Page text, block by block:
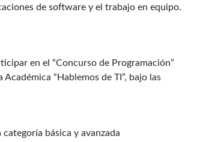
de software y el trabajo en equipo.
en el “Concurso de Programación”
“Hablemos de TI”, bajo las
básica y avanzada